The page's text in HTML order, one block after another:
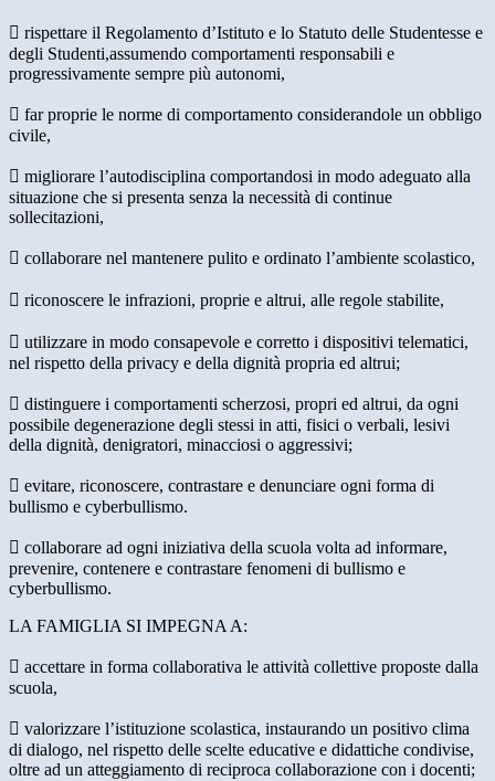
 rispettare il Regolamento d’Istituto e lo Statuto delle Studentesse e
degli Studenti,assumendo comportamenti responsabili e
progressivamente sempre più autonomi,
 far proprie le norme di comportamento considerandole un obbligo
civile,
 migliorare l’autodisciplina comportandosi in modo adeguato alla
situazione che si presenta senza la necessità di continue
sollecitazioni,
 collaborare nel mantenere pulito e ordinato l’ambiente scolastico,
 riconoscere le infrazioni, proprie e altrui, alle regole stabilite,
 utilizzare in modo consapevole e corretto i dispositivi telematici,
nel rispetto della privacy e della dignità propria ed altrui;
 distinguere i comportamenti scherzosi, propri ed altrui, da ogni
possibile degenerazione degli stessi in atti, fisici o verbali, lesivi
della dignità, denigratori, minacciosi o aggressivi;
 evitare, riconoscere, contrastare e denunciare ogni forma di
bullismo e cyberbullismo.
 collaborare ad ogni iniziativa della scuola volta ad informare,
prevenire, contenere e contrastare fenomeni di bullismo e
cyberbullismo.
LA FAMIGLIA SI IMPEGNA A:
 accettare in forma collaborativa le attività collettive proposte dalla
scuola,
 valorizzare l’istituzione scolastica, instaurando un positivo clima
di dialogo, nel rispetto delle scelte educative e didattiche condivise,
oltre ad un atteggiamento di reciproca collaborazione con i docenti;